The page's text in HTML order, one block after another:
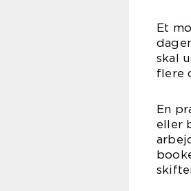
Et
skal
flere
En
eller